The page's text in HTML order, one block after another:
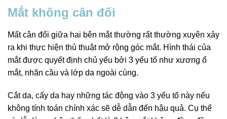
Mắt không cân đối
Mất cân đối giữa hai bên mắt thường rất thường xuyên xảy
ra khi thực hiện thủ thuật mở rộng góc mắt. Hình thái của
mắt được quyết định chủ yếu bởi 3 yếu tố như xương ổ
mắt, nhãn cầu và lớp da ngoài cùng.
Cắt da, cấy da hay những tác động vào 3 yếu tố này nếu
không tính toán chính xác sẽ dễ dẫn đến hậu quả. Cụ thể